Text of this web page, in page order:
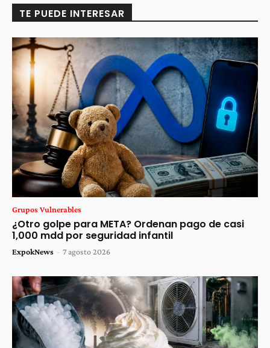
TE PUEDE INTERESAR
Grupos Vulnerables
¿Otro golpe para META? Ordenan pago de casi
1,000 mdd por seguridad infantil
ExpokNews - 7 agosto 2026